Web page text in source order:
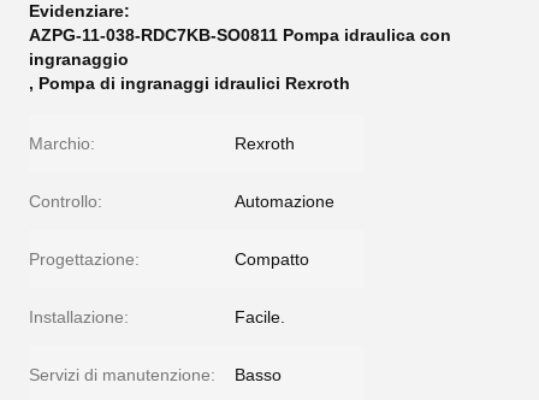
Evidenziare:
AZPG-11-038-RDC7KB-SO0811 Pompa idraulica con
ingranaggio
, Pompa di ingranaggi idraulici Rexroth
Marchio: Rexroth
Controllo: Automazione
Progettazione: Compatto
Installazione: Facile.
Servizi di manutenzione: Basso